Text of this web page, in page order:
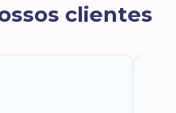
clientes